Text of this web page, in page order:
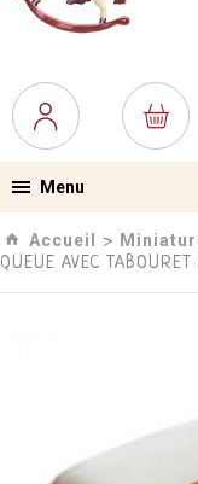
Menu
Accueil ›
QUEUE AVEC